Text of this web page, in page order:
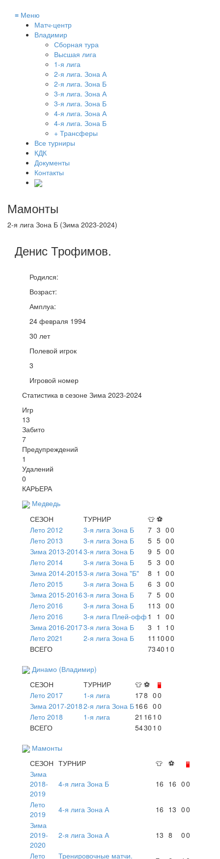
≡ Меню
Матч-центр
Владимир
Сборная тура
Высшая лига
1-я лига
2-я лига. Зона А
2-я лига. Зона Б
3-я лига. Зона А
3-я лига. Зона Б
4-я лига. Зона А
4-я лига. Зона Б
+ Трансферы
Все турниры
КДК
Документы
Контакты
Мамонты
2-я лига Зона Б (Зима 2023-2024)
Денис Трофимов.
Родился:
Возраст:
Амплуа:
24 февраля 1994
30 лет
Полевой игрок
3
Игровой номер
Статистика в сезоне Зима 2023-2024
Игр
13
Забито
7
Предупреждений
1
Удалений
0
КАРЬЕРА
Медведь
СЕЗОН
ТУРНИР 👕 ⚽
Лето 2012
3-я лига Зона Б 7 3 00
Лето 2013
3-я лига Зона Б 5 5 00
Зима 2013-20143-я лига Зона Б 9 5 00
Лето 2014
3-я лига Зона Б 5 3 00
Зима 2014-20153-я лига Зона "Б" 8 1 00
Лето 2015
3-я лига Зона Б 6 3 00
Зима 2015-20163-я лига Зона Б 7 5 00
Лето 2016
3-я лига Зона Б 11 3 00
Лето 2016
3-я лига Плей-офф 1 1 00
Зима 2016-20173-я лига Зона Б 3 1 1 0
Лето 2021
2-я лига Зона Б 11 1000
ВСЕГО
7340 1 0
Динамо (Владимир)
СЕЗОН
ТУРНИР 👕 ⚽
Лето 2017
1-я лига 178 00
Зима 2017-20182-я лига Зона Б166 00
Лето 2018
1-я лига 21 16 1 0
ВСЕГО
5430 1 0
Мамонты
СЕЗОН ТУРНИР 👕 ⚽
Зима
2018-
2019
4-я лига Зона Б 16 16 00
Лето
2019
4-я лига Зона А 16 13 00
Зима
2019-
2020
2-я лига Зона А 13 8 00
Лето
Тренировочные матчи.